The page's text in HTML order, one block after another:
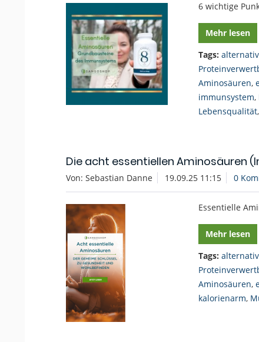
6 wichtige
Mehr lesen
Tags:
Aminosäuren,
immunsystem,
Lebensqualität,
Die acht essentiellen Aminosäuren
Von: Sebastian Danne 19.09.25 11:15 0
Essentielle
Mehr lesen
Tags:
Aminosäuren,
kalorienarm,